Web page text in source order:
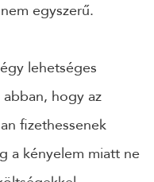
egyszerű.
lehetséges
hogy az
fizethessenek
a kényelem miatt ne